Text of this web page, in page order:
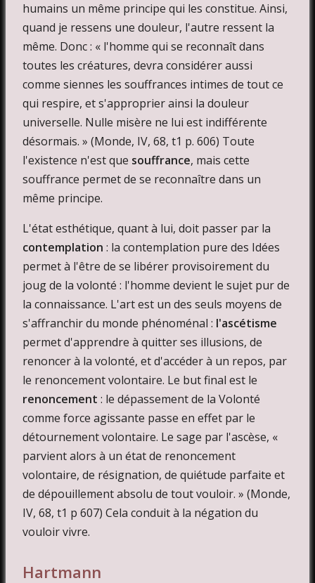
humains un même principe qui les constitue. Ainsi,
quand je ressens une douleur, l'autre ressent la
même. Donc : « l'homme qui se reconnaît dans
toutes les créatures, devra considérer aussi
comme siennes les souffrances intimes de tout ce
qui respire, et s'approprier ainsi la douleur
universelle. Nulle misère ne lui est indifférente
désormais. » (Monde, IV, 68, t1 p. 606) Toute
l'existence n'est que souffrance, mais cette
souffrance permet de se reconnaître dans un
même principe.
L'état esthétique, quant à lui, doit passer par la
contemplation : la contemplation pure des Idées
permet à l'être de se libérer provisoirement du
joug de la volonté : l'homme devient le sujet pur de
la connaissance. L'art est un des seuls moyens de
s'affranchir du monde phénoménal : l'ascétisme
permet d'apprendre à quitter ses illusions, de
renoncer à la volonté, et d'accéder à un repos, par
le renoncement volontaire. Le but final est le
renoncement : le dépassement de la Volonté
comme force agissante passe en effet par le
détournement volontaire. Le sage par l'ascèse, «
parvient alors à un état de renoncement
volontaire, de résignation, de quiétude parfaite et
de dépouillement absolu de tout vouloir. » (Monde,
IV, 68, t1 p 607) Cela conduit à la négation du
vouloir vivre.
Hartmann